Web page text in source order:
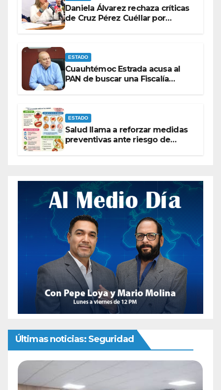
Daniela Álvarez rechaza críticas
de Cruz Pérez Cuéllar por
ESTADO
Cuauhtémoc Estrada acusa al
PAN de buscar una Fiscalía
ESTADO
Salud llama a reforzar medidas
preventivas ante riesgo de
Últimas noticias: Seguridad